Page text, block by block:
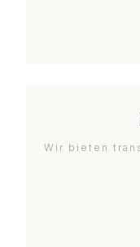
Wir bieten